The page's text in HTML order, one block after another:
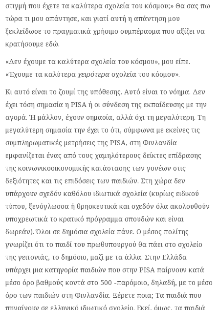
στιγμή που έχετε τα καλύτερα σχολεία του κόσμου;» Θα σας πω
τώρα τι μου απάντησε, και γιατί αυτή η απάντηση μου
ξεκλείδωσε το πραγματικά χρήσιμο συμπέρασμα που αξίζει να
κρατήσουμε εδώ.
«Δεν έχουμε τα καλύτερα σχολεία του κόσμου», μου είπε.
«Έχουμε τα καλύτερα χειρότερα σχολεία του κόσμου».
Κι αυτό είναι το ζουμί της υπόθεσης. Αυτό είναι το νόημα. Δεν
έχει τόση σημασία η PISA ή οι σύνδεση της εκπαίδευσης με την
αγορά. Ή μάλλον, έχουν σημασία, αλλά όχι τη μεγαλύτερη. Τη
μεγαλύτερη σημασία την έχει το ότι, σύμφωνα με εκείνες τις
συμπληρωματικές μετρήσεις της PISA, στη Φινλανδία
εμφανίζεται ένας από τους χαμηλότερους δείκτες επίδρασης
της κοινωνικοοικονομικής κατάστασης των γονέων στις
δεξιότητες και τις επιδόσεις των παιδιών. Στη χώρα δεν
υπάρχουν σχεδόν καθόλου ιδιωτικά σχολεία (κυρίως ειδικού
τύπου, ξενόγλωσσα ή θρησκευτικά και σχεδόν όλα ακολουθούν
υποχρεωτικά το κρατικό πρόγραμμα σπουδών και είναι
δωρεάν). Όλοι σε δημόσια σχολεία πάνε. Ο μέσος πολίτης
γνωρίζει ότι το παιδί του πρωθυπουργού θα πάει στο σχολείο
της γειτονιάς, το δημόσιο, μαζί με τα άλλα. Στην Ελλάδα
υπάρχει μια κατηγορία παιδιών που στην PISA παίρνουν κατά
μέσο όρο βαθμούς κοντά στο 500 -παρόμοιο, δηλαδή, με το μέσο
όρο των παιδιών στη Φινλανδία. Ξέρετε ποια; Τα παιδιά που
πηγαίνουν σε ελληνικό ιδιωτικό σχολείο. Εκεί, όμως, τα παιδιά